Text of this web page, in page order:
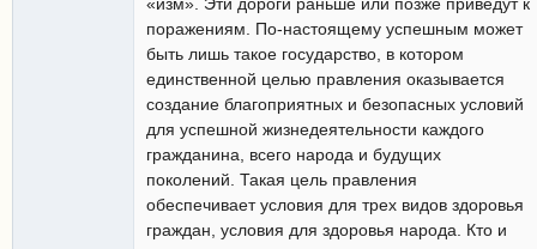
поражениям. По-настоящему успешным может
быть лишь такое государство, в котором
единственной целью правления оказывается
создание благоприятных и безопасных условий
для успешной жизнедеятельности каждого
гражданина, всего народа и будущих
поколений. Такая цель правления
обеспечивает условия для трех видов здоровья
граждан, условия для здоровья народа. Кто и